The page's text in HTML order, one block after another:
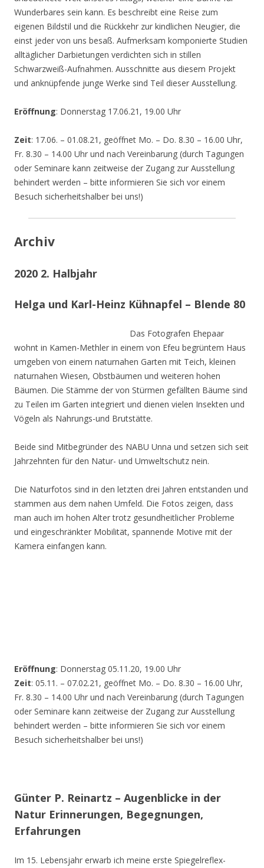
Wunderbares sein kann. Es beschreibt eine Reise zum
eigenen Bildstil und die Rückkehr zur kindlichen Neugier, die
einst jeder von uns besaß. Aufmerksam komponierte Studien
alltäglicher Darbietungen verdichten sich in stillen
Schwarzweiß-Aufnahmen. Ausschnitte aus diesem Projekt
und anknüpfende junge Werke sind Teil dieser Ausstellung.
Eröffnung: Donnerstag 17.06.21, 19.00 Uhr
Zeit: 17.06. – 01.08.21, geöffnet Mo. – Do. 8.30 – 16.00 Uhr,
Fr. 8.30 – 14.00 Uhr und nach Vereinbarung (durch Tagungen
oder Seminare kann zeitweise der Zugang zur Ausstellung
behindert werden – bitte informieren Sie sich vor einem
Besuch sicherheitshalber bei uns!)
Archiv
2020 2. Halbjahr
Helga und Karl-Heinz Kühnapfel – Blende 80
Das Fotografen Ehepaar
wohnt in Kamen-Methler in einem von Efeu begrüntem Haus
umgeben von einem naturnahen Garten mit Teich, kleinen
naturnahen Wiesen, Obstbäumen und weiteren hohen
Bäumen. Die Stämme der von Stürmen gefällten Bäume sind
zu Teilen im Garten integriert und dienen vielen Insekten und
Vögeln als Nahrungs-und Brutstätte.
Beide sind Mitbegründer des NABU Unna und setzen sich seit
Jahrzehnten für den Natur- und Umweltschutz nein.
Die Naturfotos sind in den letzten drei Jahren entstanden und
stammen aus dem nahen Umfeld. Die Fotos zeigen, dass
man auch im hohen Alter trotz gesundheitlicher Probleme
und eingeschränkter Mobilität, spannende Motive mit der
Kamera einfangen kann.
Eröffnung: Donnerstag 05.11.20, 19.00 Uhr
Zeit: 05.11. – 07.02.21, geöffnet Mo. – Do. 8.30 – 16.00 Uhr,
Fr. 8.30 – 14.00 Uhr und nach Vereinbarung (durch Tagungen
oder Seminare kann zeitweise der Zugang zur Ausstellung
behindert werden – bitte informieren Sie sich vor einem
Besuch sicherheitshalber bei uns!)
Günter P. Reinartz – Augenblicke in der
Natur Erinnerungen, Begegnungen,
Erfahrungen
Im 15. Lebensjahr erwarb ich meine erste Spiegelreflex-